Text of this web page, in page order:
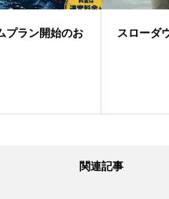
スローダウンに軍配！
関連記事